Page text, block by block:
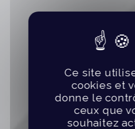
Ce site
cookies et
donne le
ceux que
souhaitez